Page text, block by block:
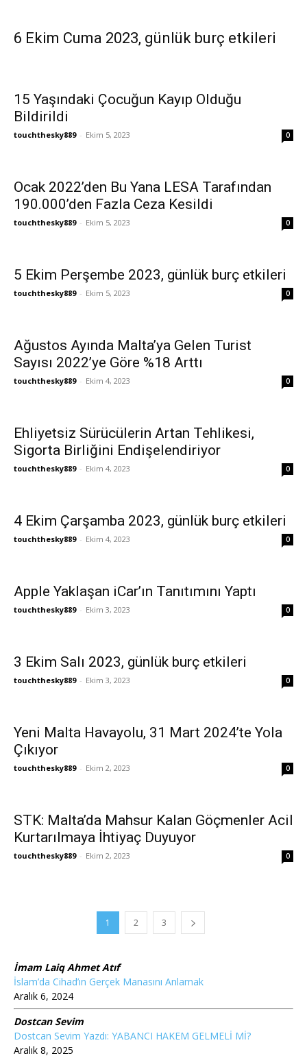
6 Ekim Cuma 2023, günlük burç etkileri
15 Yaşındaki Çocuğun Kayıp Olduğu
Bildirildi
touchthesky889 - Ekim 5, 2023 0
Ocak 2022’den Bu Yana LESA Tarafından
190.000’den Fazla Ceza Kesildi
touchthesky889 - Ekim 5, 2023 0
5 Ekim Perşembe 2023, günlük burç etkileri
touchthesky889 - Ekim 5, 2023 0
Ağustos Ayında Malta’ya Gelen Turist
Sayısı 2022’ye Göre %18 Arttı
touchthesky889 - Ekim 4, 2023 0
Ehliyetsiz Sürücülerin Artan Tehlikesi,
Sigorta Birliğini Endişelendiriyor
touchthesky889 - Ekim 4, 2023 0
4 Ekim Çarşamba 2023, günlük burç etkileri
touchthesky889 - Ekim 4, 2023 0
Apple Yaklaşan iCar’ın Tanıtımını Yaptı
touchthesky889 - Ekim 3, 2023 0
3 Ekim Salı 2023, günlük burç etkileri
touchthesky889 - Ekim 3, 2023 0
Yeni Malta Havayolu, 31 Mart 2024’te Yola
Çıkıyor
touchthesky889 - Ekim 2, 2023 0
STK: Malta’da Mahsur Kalan Göçmenler Acil
Kurtarılmaya İhtiyaç Duyuyor
touchthesky889 - Ekim 2, 2023 0
1 2 3
İmam Laiq Ahmet Atıf
İslam’da Cihad’ın Gerçek Manasını Anlamak
Aralık 6, 2024
Dostcan Sevim
Dostcan Sevim Yazdı: YABANCI HAKEM GELMELİ Mİ?
Aralık 8, 2025